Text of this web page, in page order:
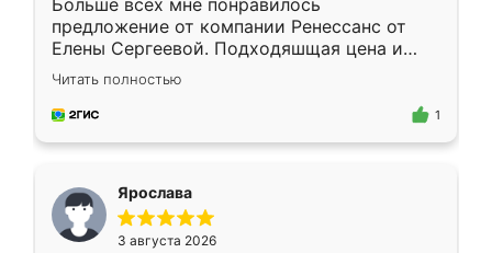
Больше всех мне понравилось
предложение от компании Ренессанс от
Елены Сергеевой. Подходяшщая цена и
короткие сроки изготовления. Приехавший
для замера сотрудник Владислав
предложил по моему эскизу самый
Читать полностью
1
Ярослава
3 августа 2026